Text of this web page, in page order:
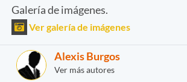
Galería de imágenes.
Ver galería de imágenes
Alexis Burgos
Ver más autores